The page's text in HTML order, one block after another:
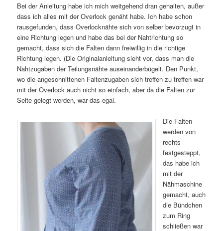
Bei der Anleitung habe ich mich weitgehend dran gehalten, außer
dass ich alles mit der Overlock genäht habe. Ich habe schon
rausgefunden, dass Overlocknähte sich von selber bevorzugt in
eine Richtung legen und habe das bei der Nahtrichtung so
gemacht, dass sich die Falten dann freiwillig in die richtige
Richtung legen. (Die Originalanleitung sieht vor, dass man die
Nahtzugaben der Teilungsnähte auseinanderbügelt. Den Punkt,
wo die angeschnittenen Faltenzugaben sich treffen zu treffen war
mit der Overlock auch nicht so einfach, aber da die Falten zur
Seite gelegt werden, war das egal.
Die Falten
werden von
rechts
festgesteppt,
das habe ich
mit der
Nähmaschine
gemacht, auch
die Bündchen
zum Ring
schließen war